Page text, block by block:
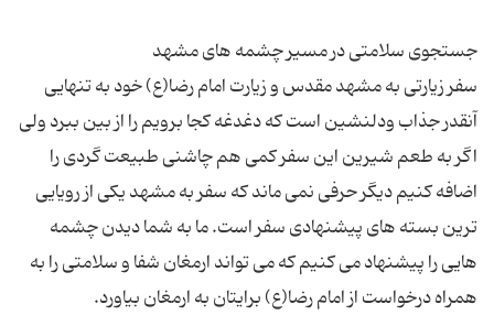
سفر زیارتی به مشهد مقدس و زیارت امام رضا(ع) خود به تنهایی
آنقدر جذاب ودلنشین است که دغدغه کجا برویم را از بین ببرد ولی
اگر به طعم شیرین این سفر کمی هم چاشنی طبیعت گردی را
اضافه کنیم دیگر حرفی نمی ماند که سفر به مشهد یکی از رویایی
ترین بسته های پیشنهادی سفر است. ما به شما دیدن چشمه
هایی را پیشنهاد می کنیم که می تواند ارمغان شفا و سلامتی را به